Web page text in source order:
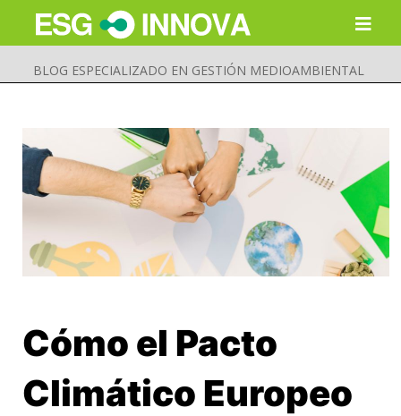
BLOG ESPECIALIZADO EN GESTIÓN MEDIOAMBIENTAL
Buscar Enviar
Cómo el Pacto
Climático Europeo